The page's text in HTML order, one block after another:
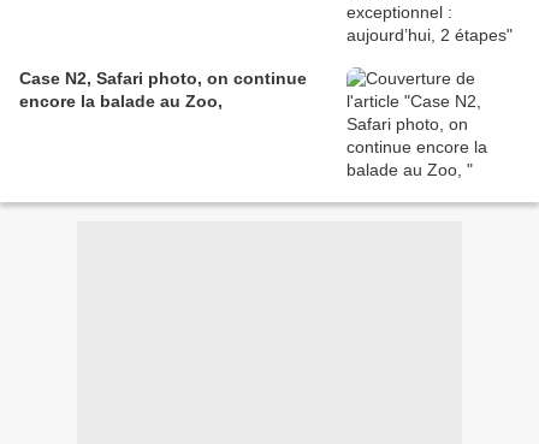
Case N2, Safari photo, on continue
encore la balade au Zoo,